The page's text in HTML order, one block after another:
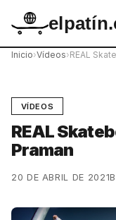
Inicio›Vídeos›REAL
VÍDEOS
REAL
Praman
20 DE ABRIL DE 2021